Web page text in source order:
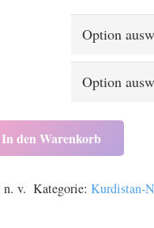
bis
In den Warenkorb
n. v. Kategorie: Kurdistan-